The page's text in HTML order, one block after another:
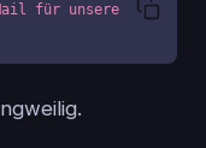
für unsere